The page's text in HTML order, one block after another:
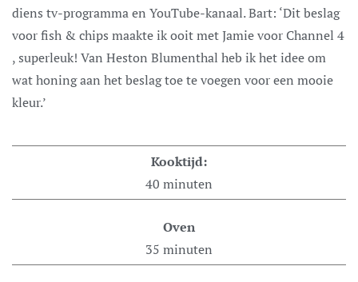
diens tv-programma en YouTube-kanaal. Bart: ‘Dit beslag
voor fish & chips maakte ik ooit met Jamie voor Channel 4
, superleuk! Van Heston Blumenthal heb ik het idee om
wat honing aan het beslag toe te voegen voor een mooie
kleur.’
Kooktijd:
40 minuten
Oven
35 minuten